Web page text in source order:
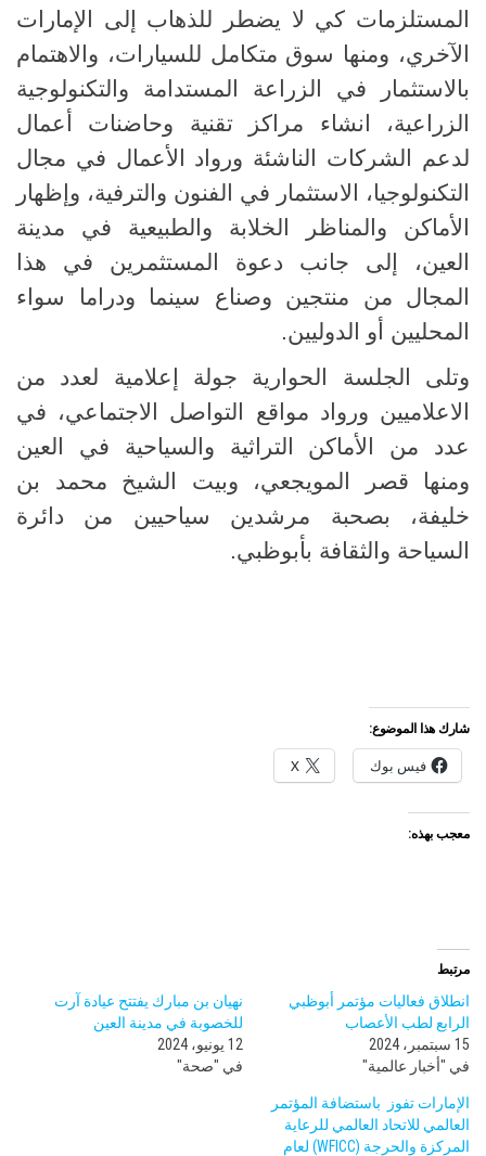
المستلزمات كي لا يضطر للذهاب إلى الإمارات
الآخري، ومنها سوق متكامل للسيارات، والاهتمام
بالاستثمار في الزراعة المستدامة والتكنولوجية
الزراعية، انشاء مراكز تقنية وحاضنات أعمال
لدعم الشركات الناشئة ورواد الأعمال في مجال
التكنولوجيا، الاستثمار في الفنون والترفية، وإظهار
الأماكن والمناظر الخلابة والطبيعية في مدينة
العين، إلى جانب دعوة المستثمرين في هذا
المجال من منتجين وصناع سينما ودراما سواء
المحليين أو الدوليين.
وتلى الجلسة الحوارية جولة إعلامية لعدد من
الاعلاميين ورواد مواقع التواصل الاجتماعي، في
عدد من الأماكن التراثية والسياحية في العين
ومنها قصر المويجعي، وبيت الشيخ محمد بن
خليفة، بصحبة مرشدين سياحيين من دائرة
السياحة والثقافة بأبوظبي.
شارك هذا الموضوع:
فيس بوك X
معجب بهذه:
مرتبط
انطلاق فعاليات مؤتمر أبوظبي
الرابع لطب الأعصاب
15 سبتمبر، 2024
في "أخبار عالمية"
نهيان بن مبارك يفتتح عيادة آرت
للخصوبة في مدينة العين
12 يونيو، 2024
في "صحة"
الإمارات تفوز باستضافة المؤتمر
العالمي للاتحاد العالمي للرعاية
المركزة والحرجة (WFICC) لعام